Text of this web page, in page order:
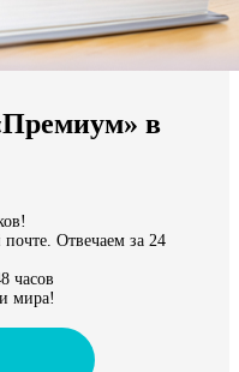
в
Отвечаем за 24
часов
мира!